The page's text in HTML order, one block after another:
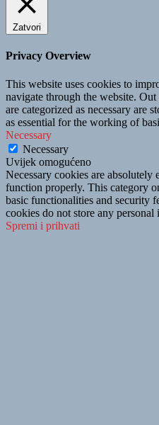
Zatvori
Privacy Overview
This website uses cookies to
navigate through the website.
are categorized as necessary are
as essential for the working of
Necessary
Necessary
Uvijek omogućeno
Necessary cookies are absolutely
function properly. This category
basic functionalities and security
cookies do not store any personal
Spremi i prihvati